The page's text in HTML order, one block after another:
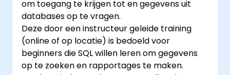
om toegang te krijgen tot en gegevens uit
databases op te vragen.
Deze door een instructeur geleide training
(online of op locatie) is bedoeld voor
beginners die SQL willen leren om gegevens
op te zoeken en rapportages te maken.